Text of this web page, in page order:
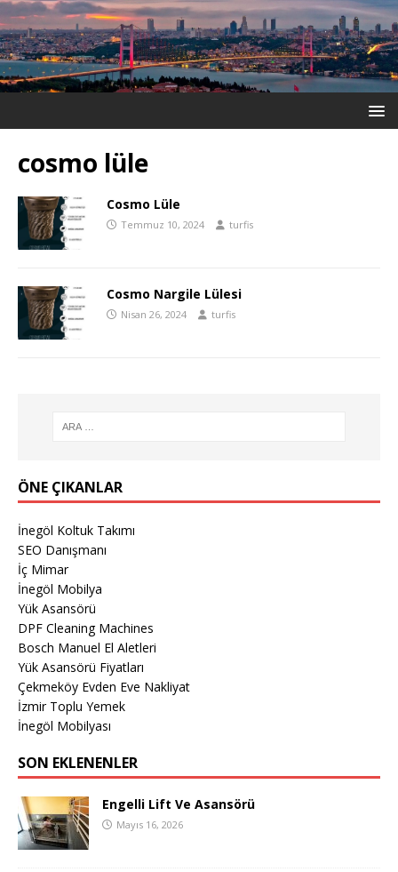
cosmo lüle
Cosmo Lüle
Temmuz 10, 2024 turfis
Cosmo Nargile Lülesi
Nisan 26, 2024 turfis
ÖNE ÇIKANLAR
İnegöl Koltuk Takımı
SEO Danışmanı
İç Mimar
İnegöl Mobilya
Yük Asansörü
DPF Cleaning Machines
Bosch Manuel El Aletleri
Yük Asansörü Fiyatları
Çekmeköy Evden Eve Nakliyat
İzmir Toplu Yemek
İnegöl Mobilyası
SON EKLENENLER
Engelli Lift Ve Asansörü
Mayıs 16, 2026